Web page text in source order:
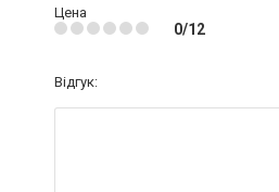
Цена
0/12
Відгук: